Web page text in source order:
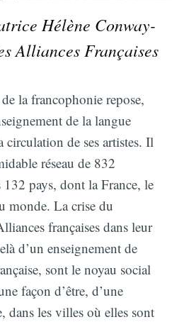
Hélène Conway-
Alliances Françaises
la francophonie repose,
de la langue
circulation de ses artistes. Il
réseau de 832
pays, dont la France, le
monde. La crise du
françaises dans leur
d’un enseignement de
sont le noyau social
façon d’être, d’une
dans les villes où elles sont